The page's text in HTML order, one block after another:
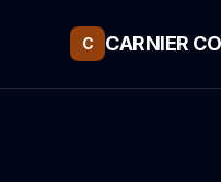
C CARNIER